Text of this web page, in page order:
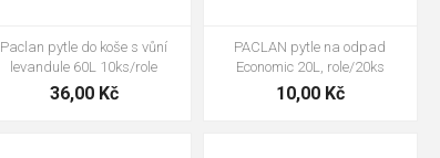
Paclan pytle do koše s vůní
levandule 60L 10ks/role
36,00 Kč
PACLAN pytle na odpad
Economic 20L, role/20ks
10,00 Kč